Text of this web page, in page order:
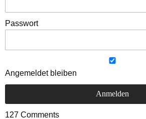
Passwort
Angemeldet bleiben
127 Comments